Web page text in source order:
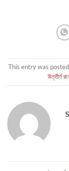
This entry was
উত্তীর্ণ